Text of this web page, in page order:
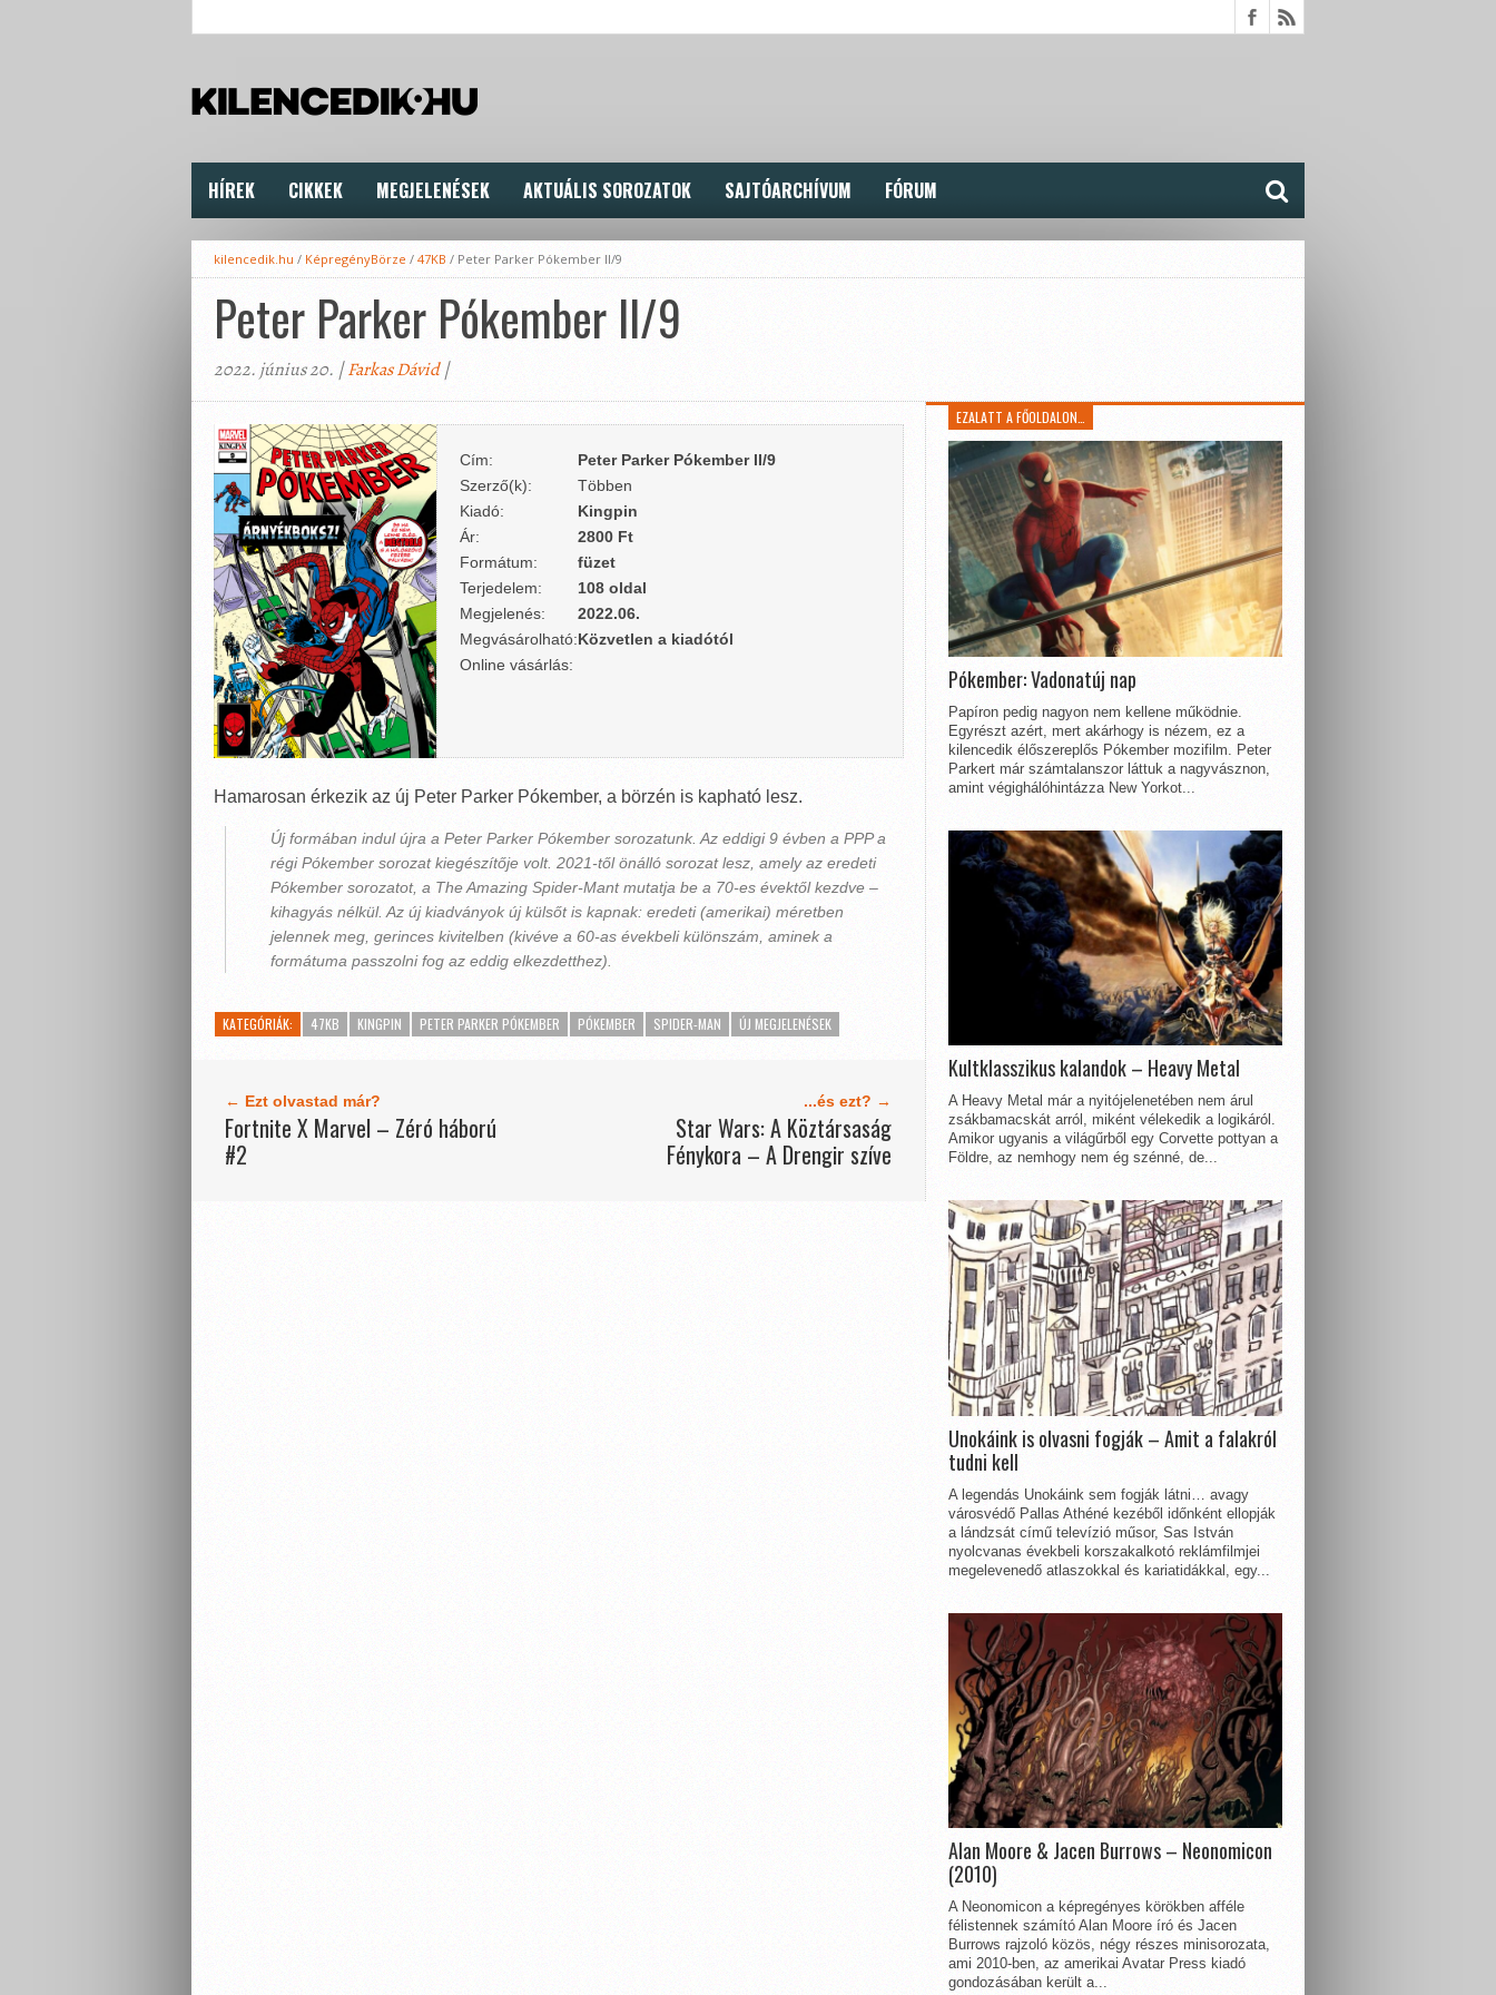
HÍREK CIKKEK MEGJELENÉSEK AKTUÁLIS SOROZATOK SAJTÓARCHÍVUM FÓRUM
kilencedik.hu / KépregényBörze / 47KB / Peter Parker Pókember II/9
Peter Parker Pókember II/9
2022. június 20. |Farkas Dávid|
Cím:
Peter Parker Pókember II/9
Szerző(k):
Többen
Kiadó:
Kingpin
Ár:
2800 Ft
Formátum:
füzet
Terjedelem:
108 oldal
Megjelenés:
2022.06.
Megvásárolható:Közvetlen a kiadótól
Online vásárlás:
Hamarosan érkezik az új Peter Parker Pókember, a börzén is kapható lesz.
Új formában indul újra a Peter Parker Pókember sorozatunk. Az eddigi 9 évben a PPP a
régi Pókember sorozat kiegészítője volt. 2021-től önálló sorozat lesz, amely az eredeti
Pókember sorozatot, a The Amazing Spider-Mant mutatja be a 70-es évektől kezdve –
kihagyás nélkül. Az új kiadványok új külsőt is kapnak: eredeti (amerikai) méretben
jelennek meg, gerinces kivitelben (kivéve a 60-as évekbeli különszám, aminek a
formátuma passzolni fog az eddig elkezdetthez).
KATEGÓRIÁK: 47KB KINGPIN PETER PARKER PÓKEMBER PÓKEMBER SPIDER-MAN ÚJ MEGJELENÉSEK
← Ezt olvastad már?
Fortnite X Marvel – Zéró háború
#2
...és ezt? →
Star Wars: A Köztársaság
Fénykora – A Drengir szíve
EZALATT A FŐOLDALON…
Pókember: Vadonatúj nap
Papíron pedig nagyon nem kellene működnie.
Egyrészt azért, mert akárhogy is nézem, ez a
kilencedik élőszereplős Pókember mozifilm. Peter
Parkert már számtalanszor láttuk a nagyvásznon,
amint végighálóhintázza New Yorkot...
Kultklasszikus kalandok – Heavy Metal
A Heavy Metal már a nyitójelenetében nem árul
zsákbamacskát arról, miként vélekedik a logikáról.
Amikor ugyanis a világűrből egy Corvette pottyan a
Földre, az nemhogy nem ég szénné, de...
Unokáink is olvasni fogják – Amit a falakról
tudni kell
A legendás Unokáink sem fogják látni… avagy
városvédő Pallas Athéné kezéből időnként ellopják
a lándzsát című televízió műsor, Sas István
nyolcvanas évekbeli korszakalkotó reklámfilmjei
megelevenedő atlaszokkal és kariatidákkal, egy...
Alan Moore & Jacen Burrows – Neonomicon
(2010)
A Neonomicon a képregényes körökben afféle
félistennek számító Alan Moore író és Jacen
Burrows rajzoló közös, négy részes minisorozata,
ami 2010-ben, az amerikai Avatar Press kiadó
gondozásában került a...